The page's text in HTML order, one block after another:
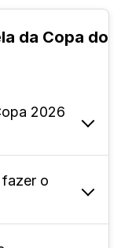
da Copa do
2026
as
dados
fazer o